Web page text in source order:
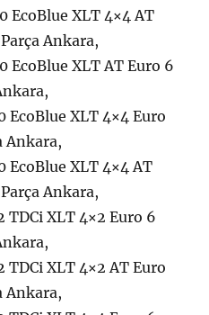
EcoBlue XLT 4×4 AT
Ankara,
EcoBlue XLT AT Euro 6
EcoBlue XLT 4×4 Euro
Ankara,
EcoBlue XLT 4×4 AT
Ankara,
TDCi XLT 4×2 Euro 6
TDCi XLT 4×2 AT Euro
Ankara,